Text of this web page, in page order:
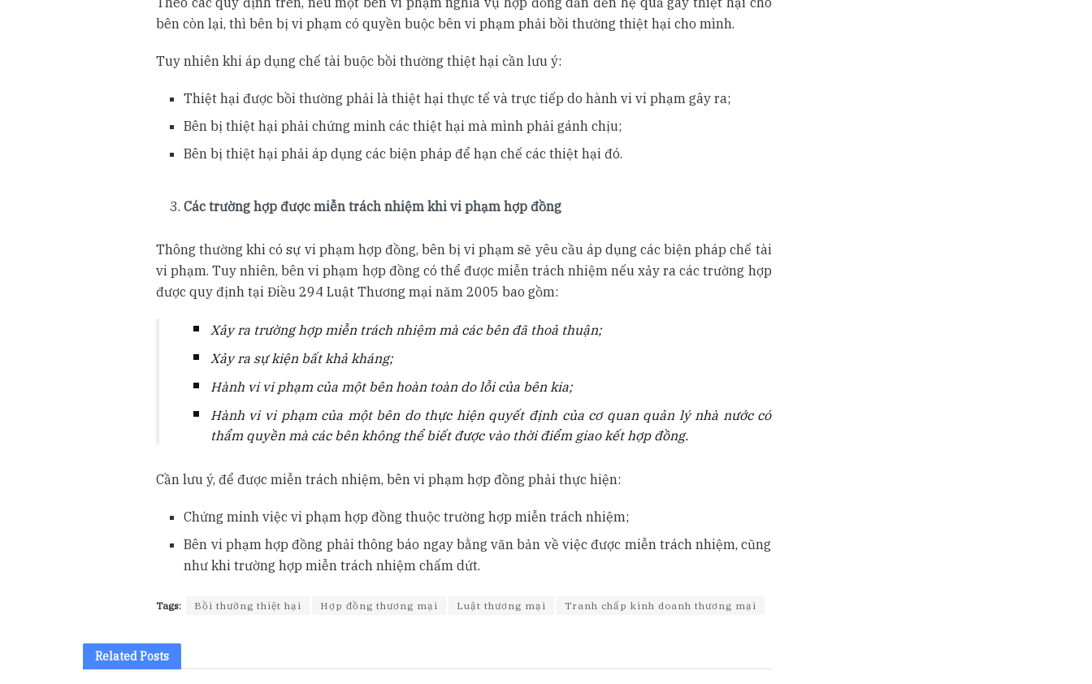
bên còn lại, thì bên bị vi phạm có quyền buộc bên vi phạm phải bồi thường thiệt hại cho mình.
Tuy nhiên khi áp dụng chế tài buộc bồi thường thiệt hại cần lưu ý:
Thiệt hại được bồi thường phải là thiệt hại thực tế và trực tiếp do hành vi vi phạm gây ra;
Bên bị thiệt hại phải chứng minh các thiệt hại mà mình phải gánh chịu;
Bên bị thiệt hại phải áp dụng các biện pháp để hạn chế các thiệt hại đó.
Các trường hợp được miễn trách nhiệm khi vi phạm hợp đồng
Thông thường khi có sự vi phạm hợp đồng, bên bị vi phạm sẽ yêu cầu áp dụng các biện pháp chế tài
vi phạm. Tuy nhiên, bên vi phạm hợp đồng có thể được miễn trách nhiệm nếu xảy ra các trường hợp
được quy định tại Điều 294 Luật Thương mại năm 2005 bao gồm:
Xảy ra trường hợp miễn trách nhiệm mà các bên đã thoả thuận;
Xảy ra sự kiện bất khả kháng;
Hành vi vi phạm của một bên hoàn toàn do lỗi của bên kia;
Hành vi vi phạm của một bên do thực hiện quyết định của cơ quan quản lý nhà nước có
thẩm quyền mà các bên không thể biết được vào thời điểm giao kết hợp đồng.
Cần lưu ý, để được miễn trách nhiệm, bên vi phạm hợp đồng phải thực hiện:
Chứng minh việc vi phạm hợp đồng thuộc trường hợp miễn trách nhiệm;
Bên vi phạm hợp đồng phải thông báo ngay bằng văn bản về việc được miễn trách nhiệm, cũng
như khi trường hợp miễn trách nhiệm chấm dứt.
Tags: Bồi thường thiệt hại Hợp đồng thương mại Luật thương mại Tranh chấp kinh doanh thương mại
RelatedPosts